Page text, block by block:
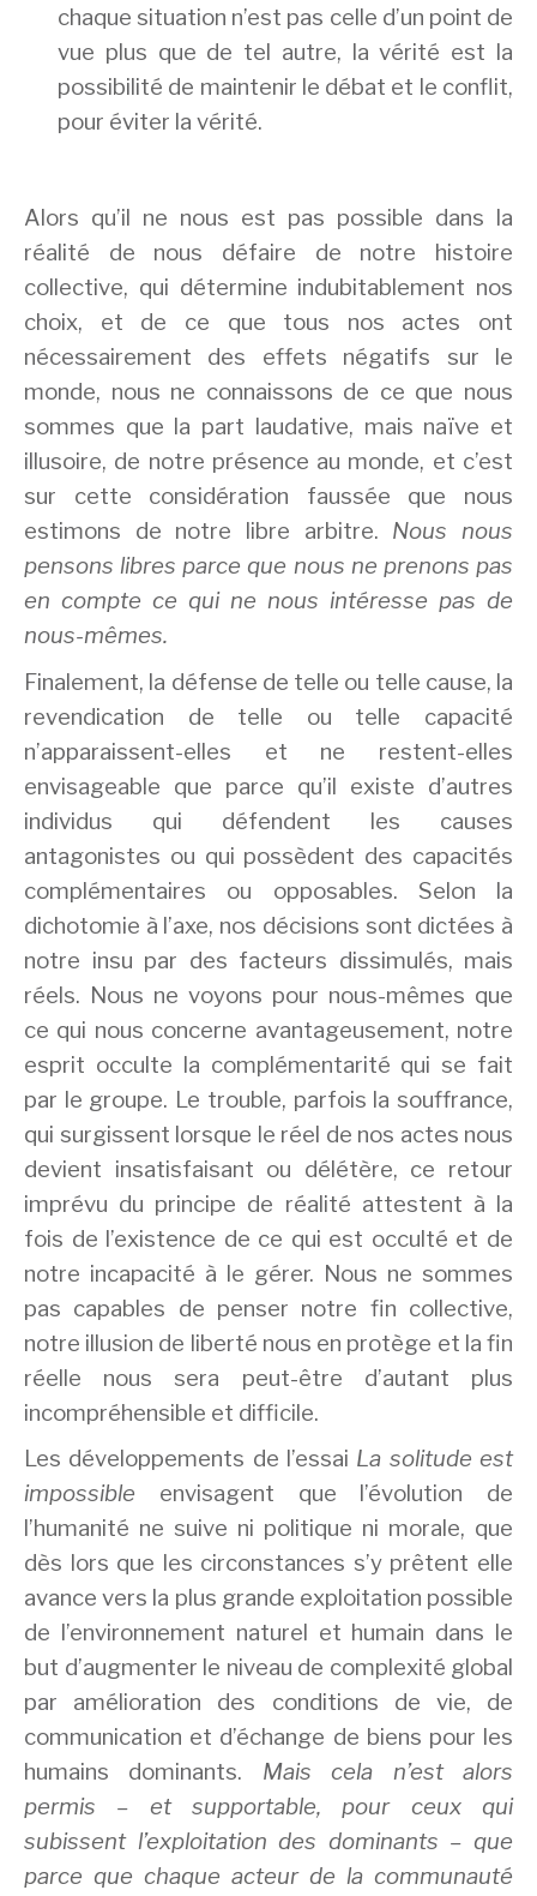
chaque situation n’est pas celle d’un point de
vue plus que de tel autre, la vérité est la
possibilité de maintenir le débat et le conflit,
pour éviter la vérité.
Alors qu’il ne nous est pas possible dans la
réalité de nous défaire de notre histoire
collective, qui détermine indubitablement nos
choix, et de ce que tous nos actes ont
nécessairement des effets négatifs sur le
monde, nous ne connaissons de ce que nous
sommes que la part laudative, mais naïve et
illusoire, de notre présence au monde, et c’est
sur cette considération faussée que nous
estimons de notre libre arbitre. Nous nous
pensons libres parce que nous ne prenons pas
en compte ce qui ne nous intéresse pas de
nous-mêmes.
Finalement, la défense de telle ou telle cause, la
revendication de telle ou telle capacité
n’apparaissent-elles et ne restent-elles
envisageable que parce qu’il existe d’autres
individus qui défendent les causes
antagonistes ou qui possèdent des capacités
complémentaires ou opposables. Selon la
dichotomie à l’axe, nos décisions sont dictées à
notre insu par des facteurs dissimulés, mais
réels. Nous ne voyons pour nous-mêmes que
ce qui nous concerne avantageusement, notre
esprit occulte la complémentarité qui se fait
par le groupe. Le trouble, parfois la souffrance,
qui surgissent lorsque le réel de nos actes nous
devient insatisfaisant ou délétère, ce retour
imprévu du principe de réalité attestent à la
fois de l’existence de ce qui est occulté et de
notre incapacité à le gérer. Nous ne sommes
pas capables de penser notre fin collective,
notre illusion de liberté nous en protège et la fin
réelle nous sera peut-être d’autant plus
incompréhensible et difficile.
Les développements de l’essai La solitude est
impossible envisagent que l’évolution de
l’humanité ne suive ni politique ni morale, que
dès lors que les circonstances s’y prêtent elle
avance vers la plus grande exploitation possible
de l’environnement naturel et humain dans le
but d’augmenter le niveau de complexité global
par amélioration des conditions de vie, de
communication et d’échange de biens pour les
humains dominants. Mais cela n’est alors
permis – et supportable, pour ceux qui
subissent l’exploitation des dominants – que
parce que chaque acteur de la communauté